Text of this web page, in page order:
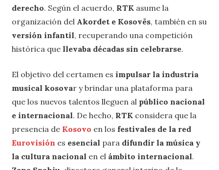
derecho. Según el acuerdo, RTK asume la
organización del Akordet e Kosovës, también en su
versión infantil, recuperando una competición
histórica que llevaba décadas sin celebrarse.
El objetivo del certamen es impulsar la industria
musical kosovar y brindar una plataforma para
que los nuevos talentos lleguen al público nacional
e internacional. De hecho, RTK considera que la
presencia de Kosovo en los festivales de la red
Eurovisión es esencial para difundir la música y
la cultura nacional en el ámbito internacional.